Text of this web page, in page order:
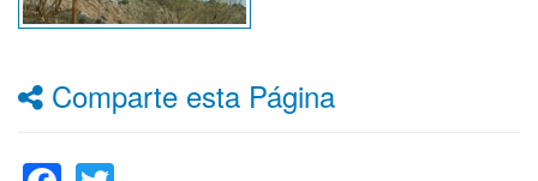
Comparte esta Página
Facebook